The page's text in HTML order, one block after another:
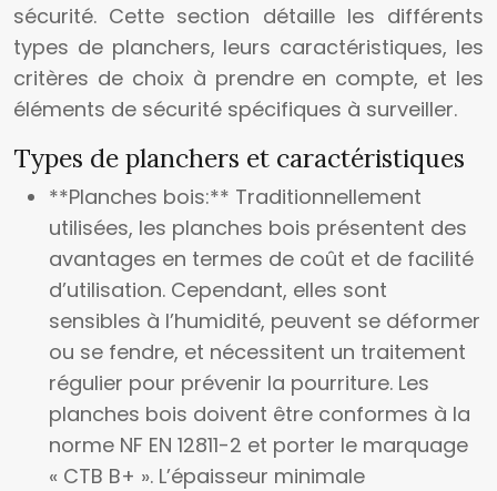
sécurité. Cette section détaille les différents
types de planchers, leurs caractéristiques, les
critères de choix à prendre en compte, et les
éléments de sécurité spécifiques à surveiller.
Types de planchers et caractéristiques
**Planches bois:** Traditionnellement
utilisées, les planches bois présentent des
avantages en termes de coût et de facilité
d’utilisation. Cependant, elles sont
sensibles à l’humidité, peuvent se déformer
ou se fendre, et nécessitent un traitement
régulier pour prévenir la pourriture. Les
planches bois doivent être conformes à la
norme NF EN 12811-2 et porter le marquage
« CTB B+ ». L’épaisseur minimale